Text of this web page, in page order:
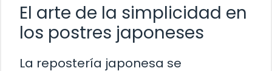
El arte de la simplicidad en
los postres japoneses
La repostería japonesa se